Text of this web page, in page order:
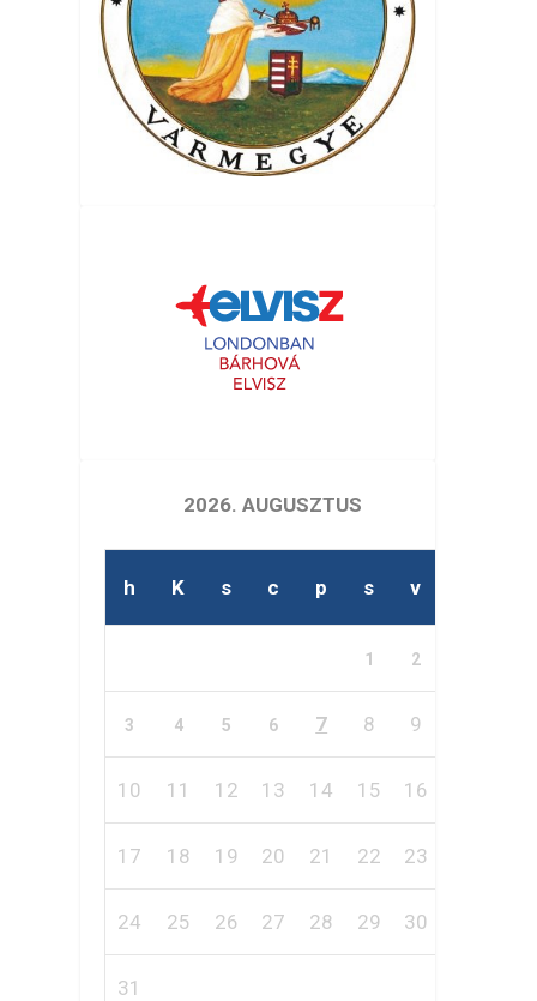
2026. AUGUSZTUS
h K s c p s v
1 2
3 4 5 6 7 8 9
10 11 12 13 14 15 16
17 18 19 20 21 22 23
24 25 26 27 28 29 30
31